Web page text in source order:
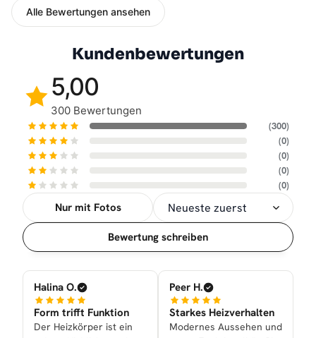
Alle Bewertungen ansehen
Kundenbewertungen
5,00
300 Bewertungen
(300)
(0)
(0)
(0)
(0)
Nur mit Fotos
Sortierung
Bewertung schreiben
Halina O.
Form trifft Funktion
Der Heizkörper ist ein
Peer H.
Starkes Heizverhalten
Modernes Aussehen und